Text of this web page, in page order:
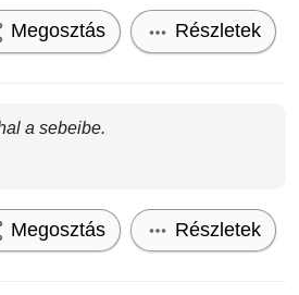
Megosztás Részletek
a sebeibe.
Megosztás Részletek